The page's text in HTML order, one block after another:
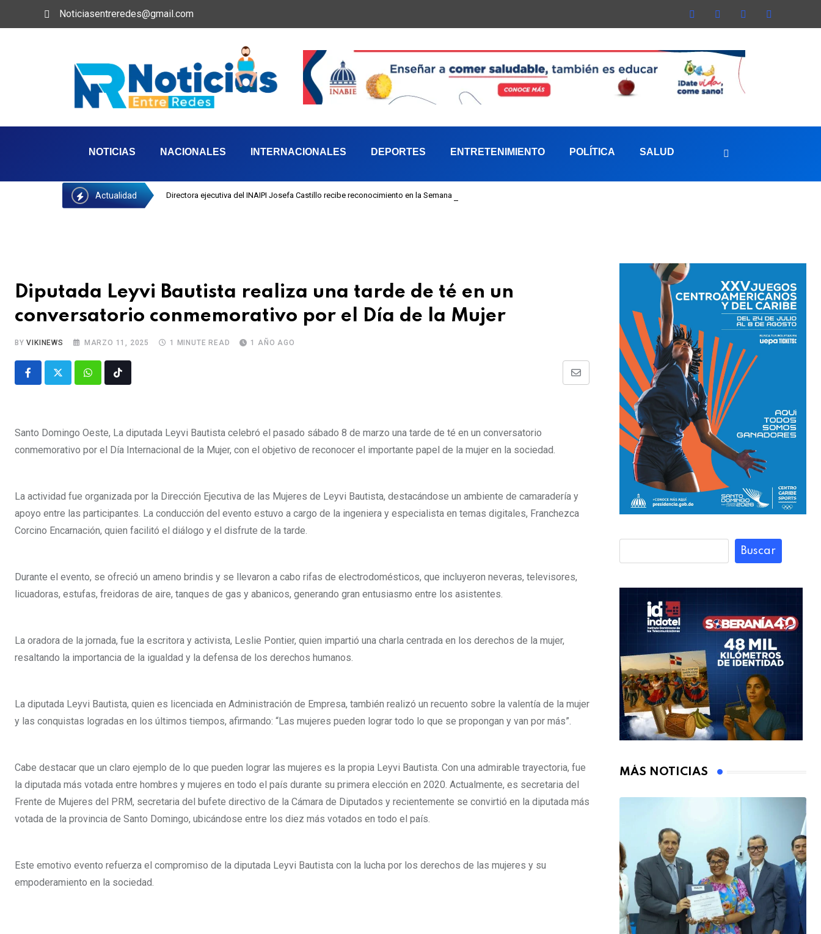
Noticiasentreredes@gmail.com
NOTICIAS NACIONALES INTERNACIONALES DEPORTES ENTRETENIMIENTO POLÍTICA SALUD
Actualidad Directora ejecutiva del INAIPI Josefa Castillo recibe reconocimiento en la Semana Mundial de la Lactancia Materna
Diputada Leyvi Bautista realiza una tarde de té en un
conversatorio conmemorativo por el Día de la Mujer
BYVIKINEWS MARZO 11, 2025 1 MINUTE READ 1 AÑO AGO
Santo Domingo Oeste, La diputada Leyvi Bautista celebró el pasado sábado 8 de marzo una tarde de té en un conversatorio
conmemorativo por el Día Internacional de la Mujer, con el objetivo de reconocer el importante papel de la mujer en la sociedad.
La actividad fue organizada por la Dirección Ejecutiva de las Mujeres de Leyvi Bautista, destacándose un ambiente de camaradería y
apoyo entre las participantes. La conducción del evento estuvo a cargo de la ingeniera y especialista en temas digitales, Franchezca
Corcino Encarnación, quien facilitó el diálogo y el disfrute de la tarde.
Durante el evento, se ofreció un ameno brindis y se llevaron a cabo rifas de electrodomésticos, que incluyeron neveras, televisores,
licuadoras, estufas, freidoras de aire, tanques de gas y abanicos, generando gran entusiasmo entre los asistentes.
La oradora de la jornada, fue la escritora y activista, Leslie Pontier, quien impartió una charla centrada en los derechos de la mujer,
resaltando la importancia de la igualdad y la defensa de los derechos humanos.
La diputada Leyvi Bautista, quien es licenciada en Administración de Empresa, también realizó un recuento sobre la valentía de la mujer
y las conquistas logradas en los últimos tiempos, afirmando: “Las mujeres pueden lograr todo lo que se propongan y van por más”.
Cabe destacar que un claro ejemplo de lo que pueden lograr las mujeres es la propia Leyvi Bautista. Con una admirable trayectoria, fue
la diputada más votada entre hombres y mujeres en todo el país durante su primera elección en 2020. Actualmente, es secretaria del
Frente de Mujeres del PRM, secretaria del bufete directivo de la Cámara de Diputados y recientemente se convirtió en la diputada más
votada de la provincia de Santo Domingo, ubicándose entre los diez más votados en todo el país.
Este emotivo evento refuerza el compromiso de la diputada Leyvi Bautista con la lucha por los derechos de las mujeres y su
empoderamiento en la sociedad.
Buscar
MÁS NOTICIAS